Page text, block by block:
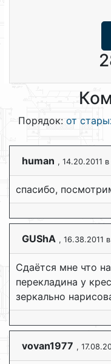
Порядок: от
human , 14.20.2011
спасибо,
GUShA , 16.38.2011
Сдаётся мне что
перекладина у
зеркально
vovan1977 ,